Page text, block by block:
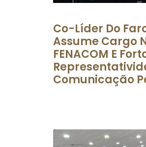
Co-Líder Do
Assume Cargo
FENACOM E
Comunicação